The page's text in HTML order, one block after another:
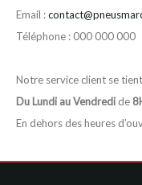
Email :
Téléphone : 000 000 000
Notre service client se
Du Lundi au Vendredi de
En dehors des heures